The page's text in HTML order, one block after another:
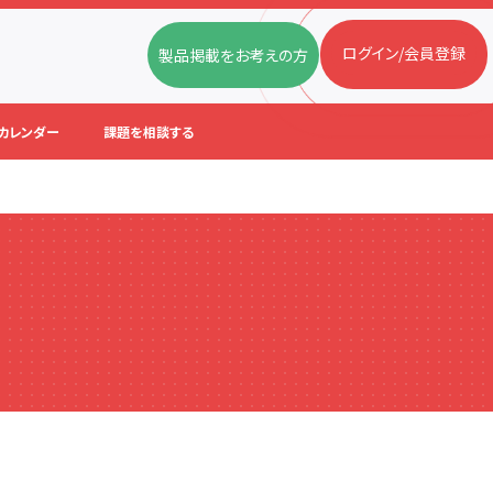
製品掲載をお考えの方 ログイン/会員登録
レンダー 課題を相談する